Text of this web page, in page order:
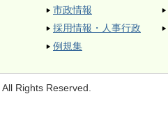
市政情報
採用情報・人事行政
例規集
All Rights Reserved.